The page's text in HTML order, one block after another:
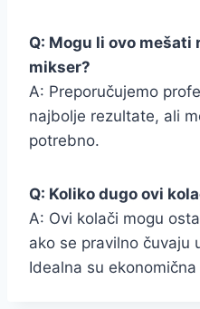
Q: Mogu li ovo
mikser?
A: Preporučujemo
najbolje rezultate, ali
potrebno.
Q: Koliko dugo ovi
A: Ovi kolači mogu
ako se pravilno čuvaju
Idealna su